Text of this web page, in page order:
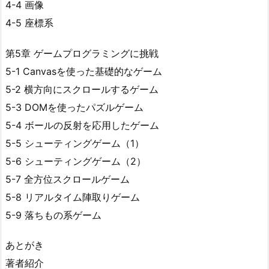
4-4 画像
4-5 座標系
第5章 ゲームプログラミングに挑戦
5-1 Canvasを使った基礎的なゲーム
5-2 横方向にスクロールするゲーム
5-3 DOMを使ったパズルゲーム
5-4 ボールの反射を応用したゲーム
5-5 シューティングゲーム（1）
5-6 シューティングゲーム（2）
5-7 全方位スクロールゲーム
5-8 リアルタイム陣取りゲーム
5-9 落ちもの系ゲーム
あとがき
著者紹介